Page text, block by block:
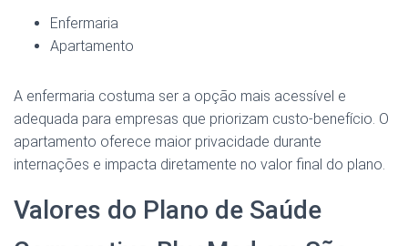
Enfermaria
Apartamento
A enfermaria costuma ser a opção mais acessível e
adequada para empresas que priorizam custo-benefício. O
apartamento oferece maior privacidade durante
internações e impacta diretamente no valor final do plano.
Valores do Plano de Saúde